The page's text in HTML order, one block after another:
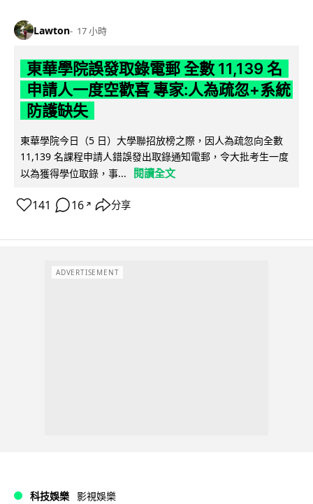
Lawton 17 小時
東華學院誤發取錄電郵 全數 11,139 名
申請人一度空歡喜 專家:人為疏忽+系統
防護缺失
東華學院今日（5 日）大學聯招放榜之際，因人為疏忽向全數
11,139 名課程申請人錯誤發出取錄通知電郵，令大批考生一度
以為獲得學位取錄，事...
閱讀全文
141 16 ↗ 分享
ADVERTISEMENT
科技娛樂 影視娛樂